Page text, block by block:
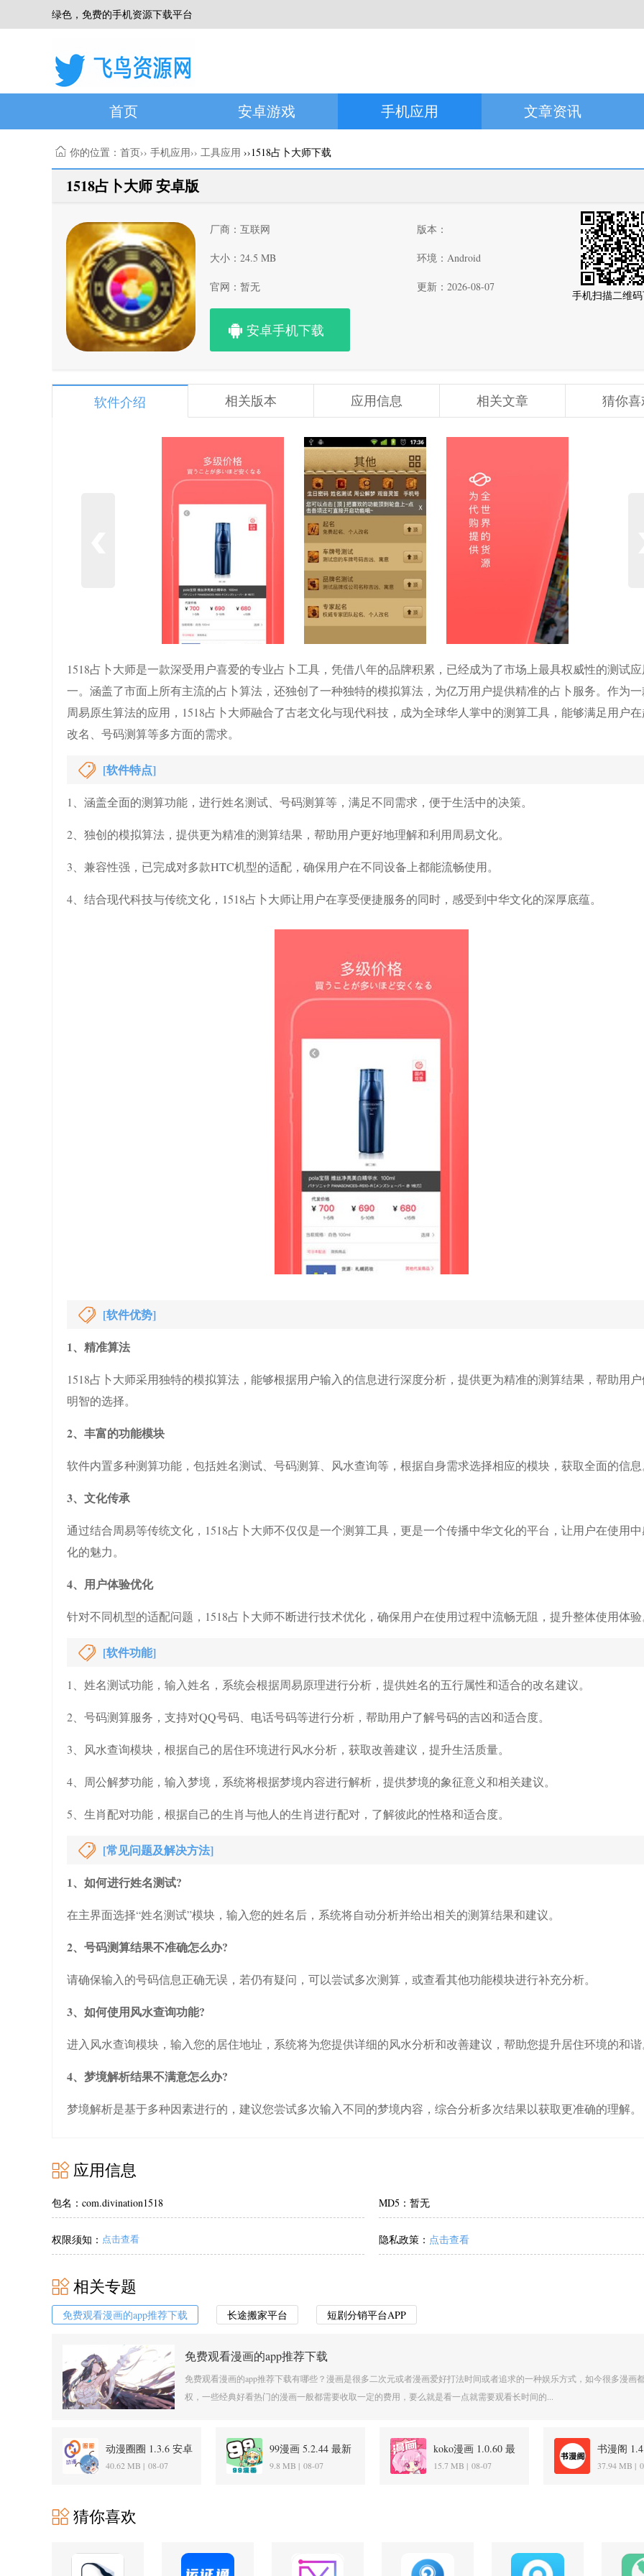
绿色，免费的手机资源下载平台
首页 安卓游戏 手机应用 文章资讯
你的位置： 首页›› 手机应用›› 工具应用 ››1518占卜大师下载
1518占卜大师 安卓版
安卓手机下载
厂商：互联网 版本：
大小：24.5 MB 环境：Android
官网：暂无 更新：2026-08-07
手机扫描二维
软件介绍 相关版本 应用信息 相关文章 猜你
1518占卜大师是一款深受用户喜爱的专业占卜工具，凭借八年的品牌积累，已经成为了市场上最具权威性的测试
一。涵盖了市面上所有主流的占卜算法，还独创了一种独特的模拟算法，为亿万用户提供精准的占卜服务。作为
周易原生算法的应用，1518占卜大师融合了古老文化与现代科技，成为全球华人掌中的测算工具，能够满足用户
改名、号码测算等多方面的需求。
[软件特点]
1、涵盖全面的测算功能，进行姓名测试、号码测算等，满足不同需求，便于生活中的决策。
2、独创的模拟算法，提供更为精准的测算结果，帮助用户更好地理解和利用周易文化。
3、兼容性强，已完成对多款HTC机型的适配，确保用户在不同设备上都能流畅使用。
4、结合现代科技与传统文化，1518占卜大师让用户在享受便捷服务的同时，感受到中华文化的深厚底蕴。
[软件优势]
1、精准算法
1518占卜大师采用独特的模拟算法，能够根据用户输入的信息进行深度分析，提供更为精准的测算结果，帮助用
明智的选择。
2、丰富的功能模块
软件内置多种测算功能，包括姓名测试、号码测算、风水查询等，根据自身需求选择相应的模块，获取全面的信
3、文化传承
通过结合周易等传统文化，1518占卜大师不仅仅是一个测算工具，更是一个传播中华文化的平台，让用户在使用
化的魅力。
4、用户体验优化
针对不同机型的适配问题，1518占卜大师不断进行技术优化，确保用户在使用过程中流畅无阻，提升整体使用体
[软件功能]
1、姓名测试功能，输入姓名，系统会根据周易原理进行分析，提供姓名的五行属性和适合的改名建议。
2、号码测算服务，支持对QQ号码、电话号码等进行分析，帮助用户了解号码的吉凶和适合度。
3、风水查询模块，根据自己的居住环境进行风水分析，获取改善建议，提升生活质量。
4、周公解梦功能，输入梦境，系统将根据梦境内容进行解析，提供梦境的象征意义和相关建议。
5、生肖配对功能，根据自己的生肖与他人的生肖进行配对，了解彼此的性格和适合度。
[常见问题及解决方法]
1、如何进行姓名测试?
在主界面选择“姓名测试”模块，输入您的姓名后，系统将自动分析并给出相关的测算结果和建议。
2、号码测算结果不准确怎么办?
请确保输入的号码信息正确无误，若仍有疑问，可以尝试多次测算，或查看其他功能模块进行补充分析。
3、如何使用风水查询功能?
进入风水查询模块，输入您的居住地址，系统将为您提供详细的风水分析和改善建议，帮助您提升居住环境的和
4、梦境解析结果不满意怎么办?
梦境解析是基于多种因素进行的，建议您尝试多次输入不同的梦境内容，综合分析多次结果以获取更准确的理解。
应用信息
包名：com.divination1518 MD5：暂无
权限须知： 点击查看 隐私政策： 点击查看
相关专题
免费观看漫画的app推荐下载 长途搬家平台 短剧分销平台APP
免费观看漫画的app推荐下载
免费观看漫画的app推荐下载有哪些？漫画是很多二次元或者漫画爱好打法时间或者追求的一种娱乐方式，如今很多漫画
权，一些经典好看热门的漫画一般都需要收取一定的费用，要么就是看一点就需要观看长时间的...
动漫圈圈 1.3.6 安卓
版
40.62 MB | 08-07
99漫画 5.2.44 最新
版
9.8 MB | 08-07
koko漫画 1.0.60 最
新版
15.7 MB | 08-07
书漫阁
37.94 MB |
猜你喜欢